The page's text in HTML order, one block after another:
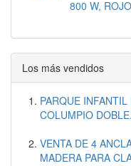
800 W,
Los más vendidos
PARQUE
COLUMPIO
VENTA DE 4
MADERA PARA